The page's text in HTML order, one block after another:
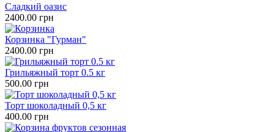
Сладкий оазис
2400.00 грн
Корзинка "Гурман"
2400.00 грн
Грильяжный торт 0.5 кг
500.00 грн
Торт шоколадный 0,5 кг
400.00 грн